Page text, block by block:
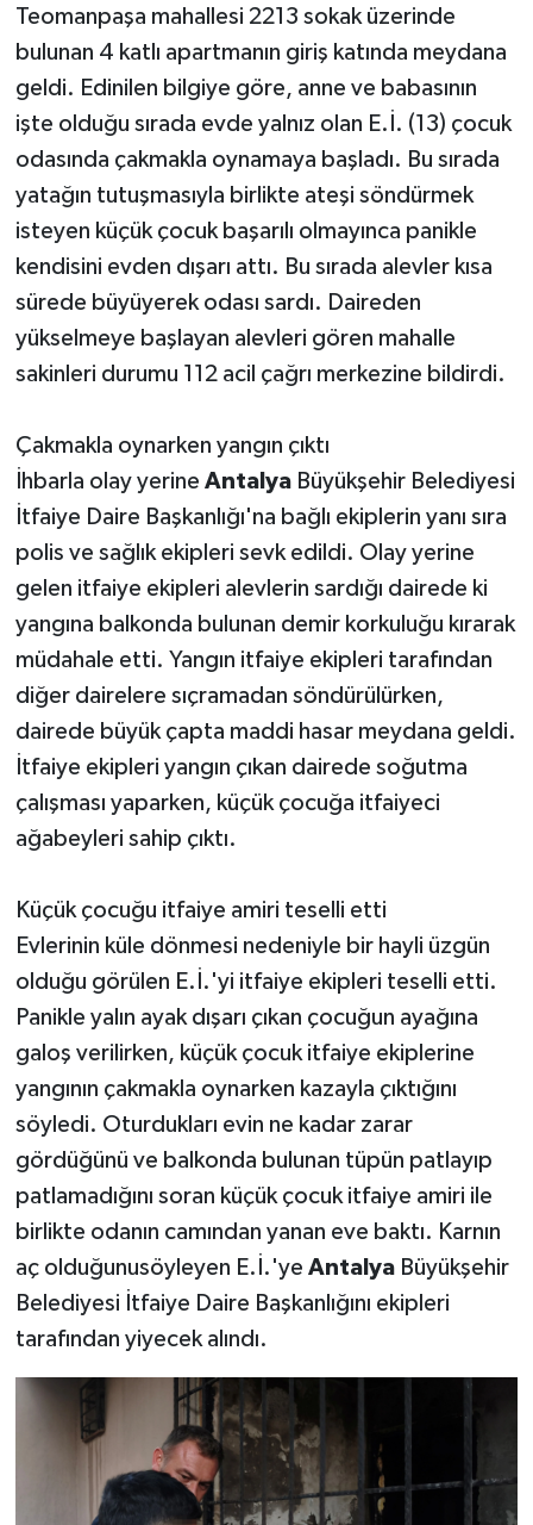
Teomanpaşa mahallesi 2213 sokak üzerinde
bulunan 4 katlı apartmanın giriş katında meydana
geldi. Edinilen bilgiye göre, anne ve babasının
işte olduğu sırada evde yalnız olan E.İ. (13) çocuk
odasında çakmakla oynamaya başladı. Bu sırada
yatağın tutuşmasıyla birlikte ateşi söndürmek
isteyen küçük çocuk başarılı olmayınca panikle
kendisini evden dışarı attı. Bu sırada alevler kısa
sürede büyüyerek odası sardı. Daireden
yükselmeye başlayan alevleri gören mahalle
sakinleri durumu 112 acil çağrı merkezine bildirdi.
Çakmakla oynarken yangın çıktı
İhbarla olay yerine AntalyaBüyükşehir Belediyesi
İtfaiye Daire Başkanlığı'na bağlı ekiplerin yanı sıra
polis ve sağlık ekipleri sevk edildi. Olay yerine
gelen itfaiye ekipleri alevlerin sardığı dairede ki
yangına balkonda bulunan demir korkuluğu kırarak
müdahale etti. Yangın itfaiye ekipleri tarafından
diğer dairelere sıçramadan söndürülürken,
dairede büyük çapta maddi hasar meydana geldi.
İtfaiye ekipleri yangın çıkan dairede soğutma
çalışması yaparken, küçük çocuğa itfaiyeci
ağabeyleri sahip çıktı.
Küçük çocuğu itfaiye amiri teselli etti
Evlerinin küle dönmesi nedeniyle bir hayli üzgün
olduğu görülen E.İ.'yi itfaiye ekipleri teselli etti.
Panikle yalın ayak dışarı çıkan çocuğun ayağına
galoş verilirken, küçük çocuk itfaiye ekiplerine
yangının çakmakla oynarken kazayla çıktığını
söyledi. Oturdukları evin ne kadar zarar
gördüğünü ve balkonda bulunan tüpün patlayıp
patlamadığını soran küçük çocuk itfaiye amiri ile
birlikte odanın camından yanan eve baktı. Karnın
aç olduğunusöyleyen E.İ.'ye AntalyaBüyükşehir
Belediyesi İtfaiye Daire Başkanlığını ekipleri
tarafından yiyecek alındı.